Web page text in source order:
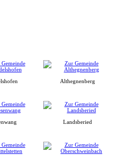
Althegnenberg
Landsberied